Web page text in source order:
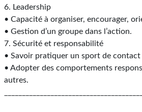
6. Leadership
• Capacité à organiser, encourager,
• Gestion d’un groupe dans l’action.
7. Sécurité et responsabilité
• Savoir pratiquer un sport de contact
• Adopter des comportements
autres.